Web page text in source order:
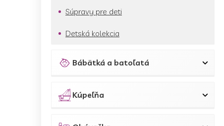
Súpravy pre deti
Detská kolekcia
Bábätká a batoľatá
Kúpeľňa